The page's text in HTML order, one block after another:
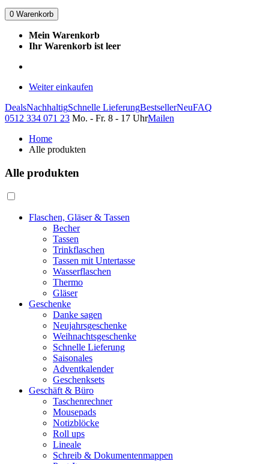
0 Warenkorb
Mein Warenkorb
Ihr Warenkorb ist leer
Weiter einkaufen
DealsNachhaltigSchnelle LieferungBestsellerNeuFAQ
0512 334 071 23 Mo. - Fr. 8 - 17 UhrMailen
Home
Alle produkten
Alle produkten
Flaschen, Gläser & Tassen
Becher
Tassen
Trinkflaschen
Tassen mit Untertasse
Wasserflaschen
Thermo
Gläser
Geschenke
Danke sagen
Neujahrsgeschenke
Weihnachtsgeschenke
Schnelle Lieferung
Saisonales
Adventkalender
Geschenksets
Geschäft & Büro
Taschenrechner
Mousepads
Notizblöcke
Roll ups
Lineale
Schreib & Dokumentenmappen